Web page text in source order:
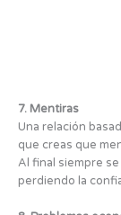
7. Mentiras
Una relación
que creas que
Al final siempre
perdiendo la